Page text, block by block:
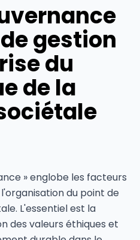
gestion
du
de la
» englobe les facteurs
du point de
L'essentiel est la
des valeurs éthiques et